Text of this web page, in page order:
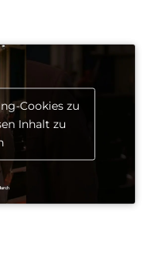
Cookies zu
Inhalt zu